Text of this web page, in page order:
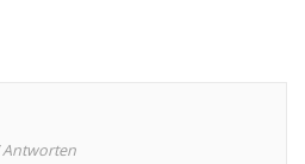
Antworten